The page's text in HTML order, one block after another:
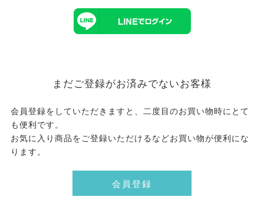
まだご登録がお済みでないお客様
会員登録をしていただきますと、二度目のお買い物時にとて
も便利です。
お気に入り商品をご登録いただけるなどお買い物が便利にな
ります。
会員登録